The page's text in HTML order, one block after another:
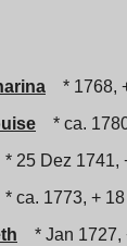
* 1768,
* ca.
* 25 Dez 1741,
* ca. 1773, +
* Jan 1727,